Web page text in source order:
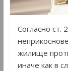
Согласно
жилище
иначе как в